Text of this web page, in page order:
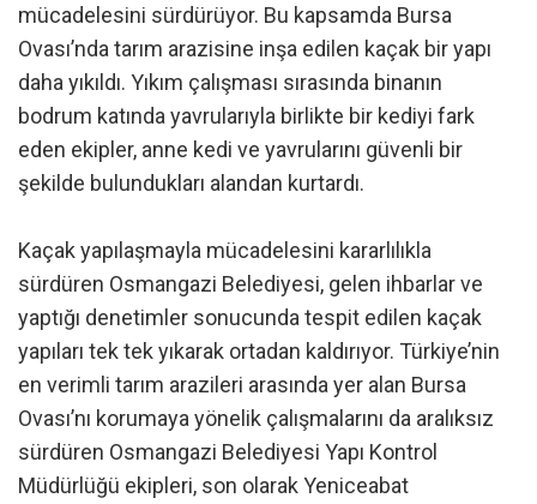
mücadelesini sürdürüyor. Bu kapsamda Bursa
Ovası’nda tarım arazisine inşa edilen kaçak bir yapı
daha yıkıldı. Yıkım çalışması sırasında binanın
bodrum katında yavrularıyla birlikte bir kediyi fark
eden ekipler, anne kedi ve yavrularını güvenli bir
şekilde bulundukları alandan kurtardı.
Kaçak yapılaşmayla mücadelesini kararlılıkla
sürdüren Osmangazi Belediyesi, gelen ihbarlar ve
yaptığı denetimler sonucunda tespit edilen kaçak
yapıları tek tek yıkarak ortadan kaldırıyor. Türkiye’nin
en verimli tarım arazileri arasında yer alan Bursa
Ovası’nı korumaya yönelik çalışmalarını da aralıksız
sürdüren Osmangazi Belediyesi Yapı Kontrol
Müdürlüğü ekipleri, son olarak Yeniceabat